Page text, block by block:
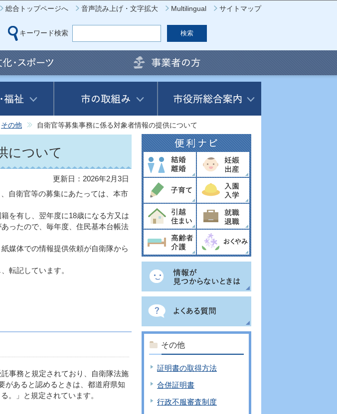
本文へ移動
総合トップページへ 音声読み上げ・文字拡大 Multilingual サイトマップ
キーワード検索
その他 自衛官等募集事務に係る対象者情報の提供について
について
更新日：2026年2月3日
自衛官等の募集にあたっては、本市
を有し、翌年度に18歳になる方又は
ったので、毎年度、住民基本台帳法
媒体での情報提供依頼が自衛隊から
転記しています。
事務と規定されており、自衛隊法施
があると認めるときは、都道府県知
。」と規定されています。
その他
証明書の取得方法
合併証明書
行政不服審査制度